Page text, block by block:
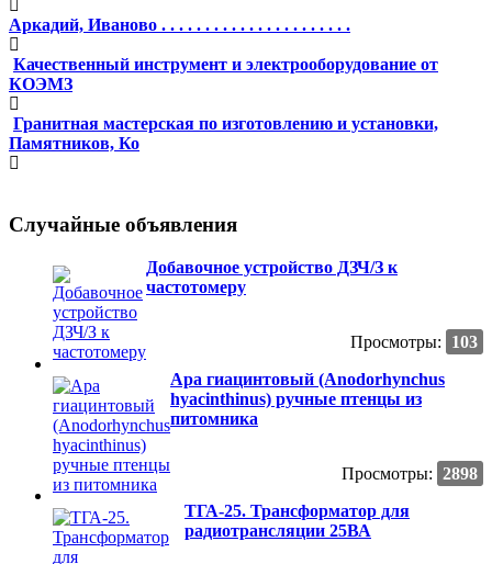
Аркадий, Иваново . . . . . . . . . . . . . . . . . . . . . .
Качественный инструмент и электрооборудование от
КОЭМЗ
Гранитная мастерская по изготовлению и установки,
Памятников, Ко
Случайные объявления
Добавочное устройство ДЗЧ/З к
частотомеру
Просмотры:
103
Ара гиацинтовый (Anodorhynchus
hyacinthinus) ручные птенцы из
питомника
Просмотры: 2898
ТГА-25. Трансформатор для
радиотрансляции 25ВА